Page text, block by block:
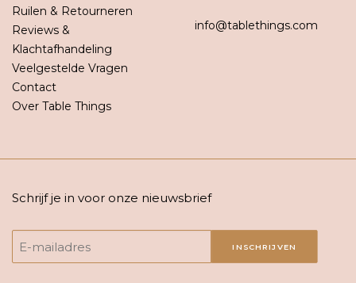
Ruilen & Retourneren
Reviews &
Klachtafhandeling
Veelgestelde Vragen
Contact
Over Table Things
info@tablethings.com
Schrijf je in voor onze nieuwsbrief
INSCHRIJVEN